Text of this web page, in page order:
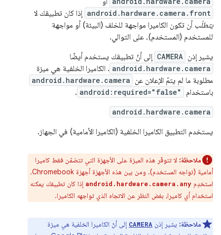
android.hardware.camera.front إذا كان تطبيقك لا
يتطلّب أن تكون الكاميرا مواجهة للخلف (البيئة) أو مواجهة
للمستخدم (المستخدم)، على التوالي.
يشير إذن CAMERA إلى أنّ تطبيقك يستخدم أيضًا
android.hardware.camera . الكاميرا الخلفية هي ميزة
مطلوبة ما لم يتمّ الإعلان عن android.hardware.camera
باستخدام android:required="false"
.
android.hardware.camera
يستخدم التطبيق الكاميرا الخلفية (الكاميرا الأمامية) في الجهاز.
ملاحظة: لا تتوفّر هذه الميزة على الأجهزة التي تتضمّن فقط كاميرا
أمامية (تواجه المستخدم). ومن بين هذه الأجهزة أجهزة Chromebook.
استخدِم android.hardware.camera.any إذا كان تطبيقك يمكنه
استخدام أي كاميرا، بغض النظر عن الاتجاه الذي تواجهه الكاميرا.
ملاحظة: يشير إذن CAMERA إلى أنّ الكاميرا الخلفية هي ميزة